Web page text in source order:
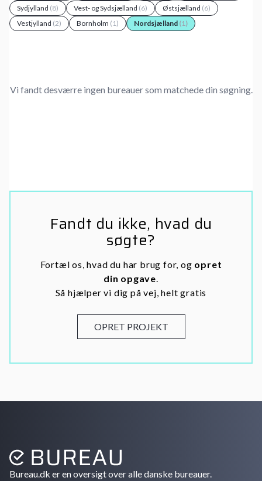
Sydjylland (8) Vest- og Sydsjælland (6) Østsjælland (6)
Vestjylland (2) Bornholm (1) Nordsjælland (1)
Vi fandt desværre ingen bureauer som matchede din søgning.
Fandt du ikke, hvad du
søgte?
Fortæl os, hvad du har brug for, og opret
din opgave.
Så hjælper vi dig på vej, helt gratis
OPRET PROJEKT
Bureau.dk er en oversigt over alle danske bureauer.